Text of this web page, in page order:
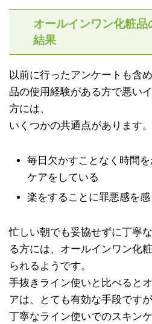
オールインワン化粧
結果
以前に行ったアンケートも含
品の使用経験がある方で悪い
方には、
いくつかの共通点があります。
毎日欠かすことなく時間
ケアをしている
楽をすることに罪悪感を感
忙しい朝でも妥協せずに丁寧
る方には、オールインワン化
られるようです。
手抜きライン使いと比べると
アは、とても有効な手段ですが
丁寧なライン使いでのスキン